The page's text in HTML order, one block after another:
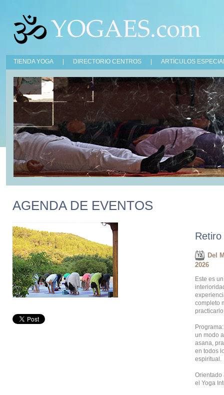
TIENDA YOGA DIRECTORIO CENTROS ARTÍCULOS
AGENDA DE EVENTOS
Del
2026
Este es
completo
un modo
asana,
en todos
espiritual.
Orientado
el Yoga